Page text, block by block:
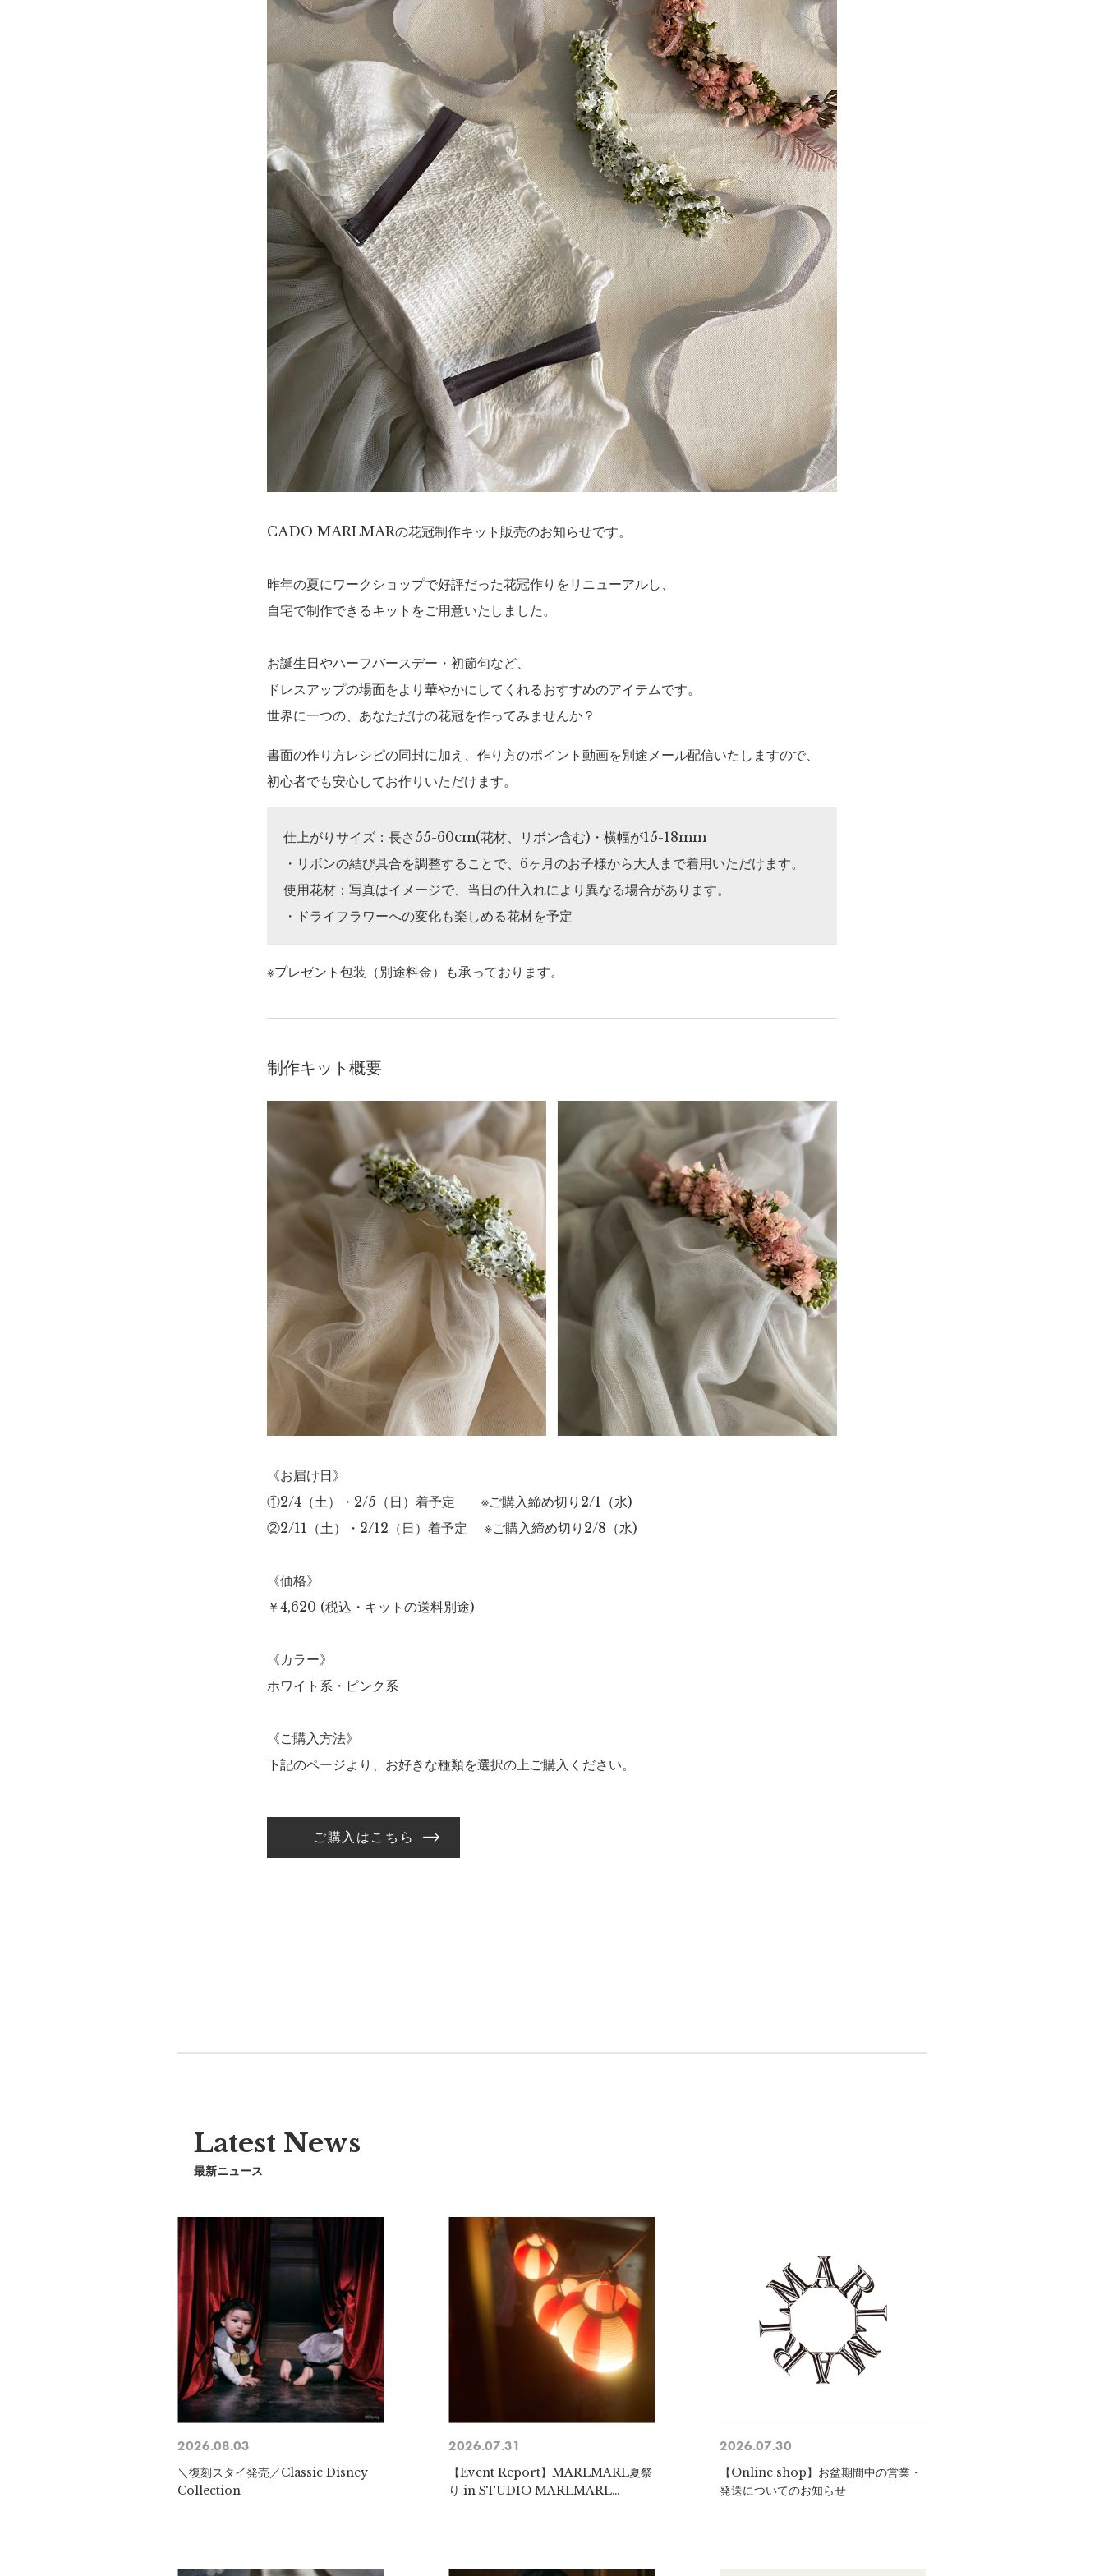
CADO MARLMARの花冠制作キット販売のお知らせです。
昨年の夏にワークショップで好評だった花冠作りをリニューアルし、
自宅で制作できるキットをご用意いたしました。
お誕生日やハーフバースデー・初節句など、
ドレスアップの場面をより華やかにしてくれるおすすめのアイテムです。
世界に一つの、あなただけの花冠を作ってみませんか？
書面の作り方レシピの同封に加え、作り方のポイント動画を別途メール配信いたしますので、
初心者でも安心してお作りいただけます。
仕上がりサイズ：長さ55-60cm(花材、リボン含む)・横幅が15-18mm
・リボンの結び具合を調整することで、6ヶ月のお子様から大人まで着用いただけます。
使用花材：写真はイメージで、当日の仕入れにより異なる場合があります。
・ドライフラワーへの変化も楽しめる花材を予定
※プレゼント包装（別途料金）も承っております。
制作キット概要
《お届け日》
①2/4（土）・2/5（日）着予定 ※ご購入締め切り2/1（水)
②2/11（土）・2/12（日）着予定 ※ご購入締め切り2/8（水)
《価格》
￥4,620 (税込・キットの送料別途)
《カラー》
ホワイト系・ピンク系
《ご購入方法》
下記のページより、お好きな種類を選択の上ご購入ください。
ご購入はこちら
Latest News
最新ニュース
2026.08.03
＼復刻スタイ発売／Classic Disney
Collection
2026.07.31
【Event Report】MARLMARL夏祭
り in STUDIO MARLMARL
2026.07.30
【Online shop】お盆期間中の営業・
発送についてのお知らせ